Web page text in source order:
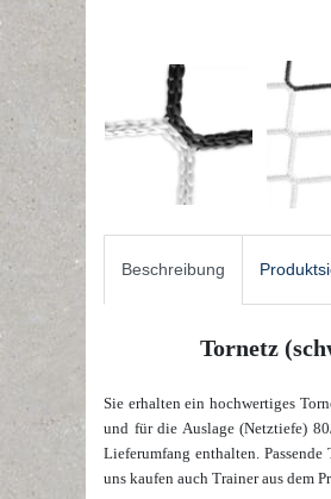
Beschreibung
Tornetz
Sie erhalten ein hochwertiges
und für die Auslage (Netztiefe)
Lieferumfang enthalten.
uns kaufen auch Trainer aus dem